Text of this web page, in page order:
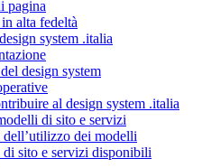
pagina
alta fedeltà
system .italia
design system
al design system .italia
di sito e servizi
dei modelli
sito e servizi disponibili